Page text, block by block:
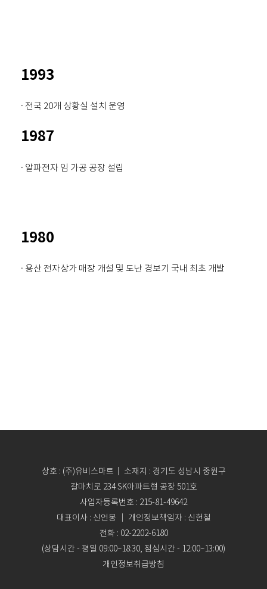
1993
· 전국 20개 상황실 설치 운영
1987
· 알파전자 임 가공 공장 설립
1980
· 용산 전자상가 매장 개설 및 도난 경보기 국내 최초 개발
상호 : (주)유비스마트｜ 소재지 : 경기도 성남시 중원구
갈마치로 234 SK아파트형 공장 501호
사업자등록번호 : 215-81-49642
대표이사 : 신언봉 ｜ 개인정보책임자 : 신헌철
전화 : 02-2202-6180
(상담시간 - 평일 09:00~18:30, 점심시간 - 12:00~13:00)
개인정보취급방침